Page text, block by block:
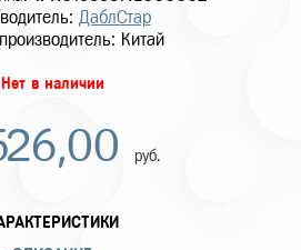
ДаблСтар
Китай
Нет в наличии
руб.